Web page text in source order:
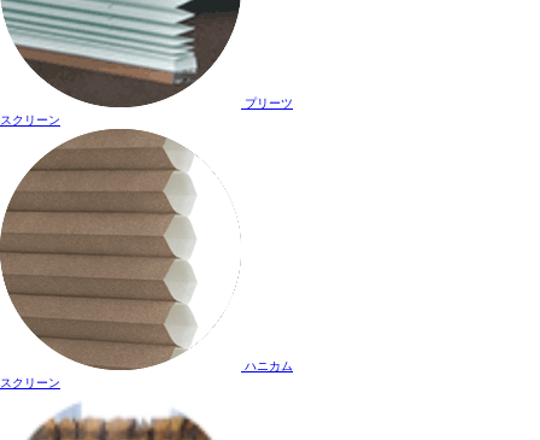
プリーツ
スクリーン
ハニカム
スクリーン